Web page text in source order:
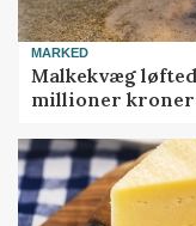
MARKED
Malkekvæg
millioner kroner